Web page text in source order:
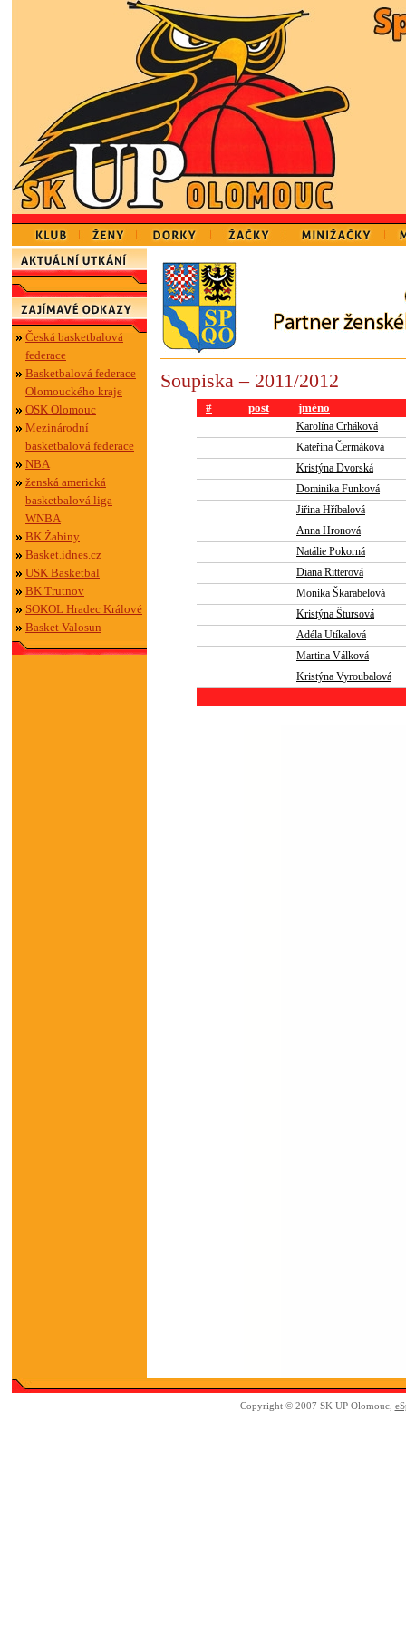
Česká basketbalová
federace
Basketbalová federace
Olomouckého kraje
OSK Olomouc
Mezinárodní
basketbalová federace
NBA
ženská americká
basketbalová liga
WNBA
BK Žabiny
Basket.idnes.cz
USK Basketbal
BK Trutnov
SOKOL Hradec Králové
Basket Valosun
Soupiska – 2011/2012
# post jméno
Karolína Crháková
Kateřina Čermáková
Kristýna Dvorská
Dominika Funková
Jiřina Hříbalová
Anna Hronová
Natálie Pokorná
Diana Ritterová
Monika Škarabelová
Kristýna Štursová
Adéla Utíkalová
Martina Válková
Kristýna Vyroubalová
Copyright © 2007 SK UP Olomouc,